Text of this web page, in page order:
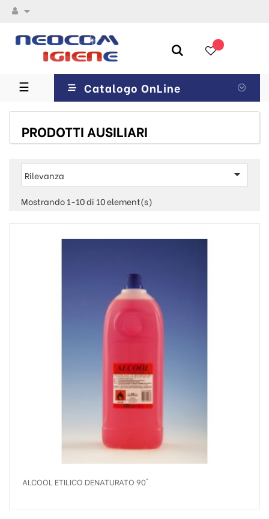

navigazione
Toggle
☰ Catalogo OnLine
PRODOTTI AUSILIARI
Rilevanza 
Mostrando 1-10 di 10 element(s)
ALCOOL ETILICO DENATURATO 90°